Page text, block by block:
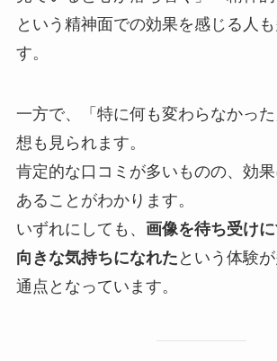
という精神面での効果を感じる人
す。
一方で、「特に何も変わらなかっ
想も見られます。
肯定的な口コミが多いものの、効
あることがわかります。
いずれにしても、 画像を待ち受け
向きな気持ちになれた という体験
通点となっています。